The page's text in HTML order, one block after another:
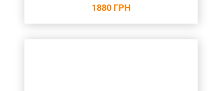
1880 ГРН